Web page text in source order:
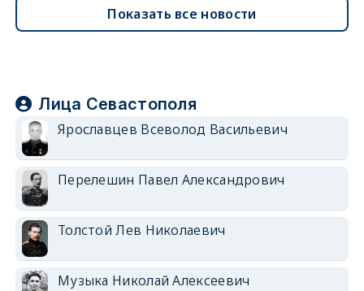
Показать все новости
Лица Севастополя
Ярославцев Всеволод Васильевич
Перелешин Павел Александрович
Толстой Лев Николаевич
Музыка Николай Алексеевич